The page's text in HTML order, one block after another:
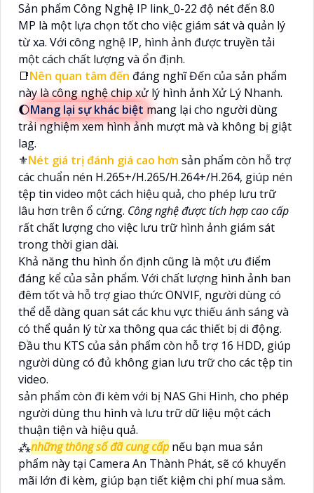
Sản phẩm Công Nghệ IP link_0-22 độ nét đến 8.0
MP là một lựa chọn tốt cho việc giám sát và quản lý
từ xa. Với công nghệ IP, hình ảnh được truyền tải
một cách chất lượng và ổn định.
📑Nên quan tâm đến đáng nghĩ Đến của sản phẩm
này là công nghệ chip xử lý hình ảnh Xử Lý Nhanh.
🌔Mang lại sự khác biệt mang lại cho người dùng
trải nghiệm xem hình ảnh mượt mà và không bị giật
lag.
⚜️Nét giá trị đánh giá cao hơn sản phẩm còn hỗ trợ
các chuẩn nén H.265+/H.265/H.264+/H.264, giúp nén
tệp tin video một cách hiệu quả, cho phép lưu trữ
lâu hơn trên ổ cứng. Công nghệ được tích hợp cao cấp
rất chất lượng cho việc lưu trữ hình ảnh giám sát
trong thời gian dài.
Khả năng thu hình ổn định cũng là một ưu điểm
đáng kể của sản phẩm. Với chất lượng hình ảnh ban
đêm tốt và hỗ trợ giao thức ONVIF, người dùng có
thể dễ dàng quan sát các khu vực thiếu ánh sáng và
có thể quản lý từ xa thông qua các thiết bị di động.
Đầu thu KTS của sản phẩm còn hỗ trợ 16 HDD, giúp
người dùng có đủ không gian lưu trữ cho các tệp tin
video.
sản phẩm còn đi kèm với bị NAS Ghi Hình, cho phép
người dùng thu hình và lưu trữ dữ liệu một cách
thuận tiện và hiệu quả.
⁂những thông số đã cung cấp nếu bạn mua sản
phẩm này tại Camera An Thành Phát, sẽ có khuyến
mãi lớn đi kèm, giúp bạn tiết kiệm chi phí mua sắm.